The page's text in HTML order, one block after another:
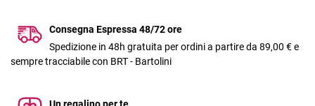
Consegna Espressa 48/72 ore
Spedizione in 48h gratuita per ordini a partire da 89,00 € e
sempre tracciabile con BRT - Bartolini